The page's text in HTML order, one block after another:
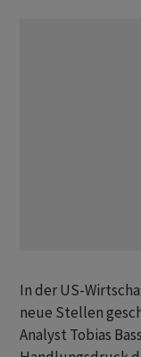
In der US-
neue Stellen
Analyst Tobias